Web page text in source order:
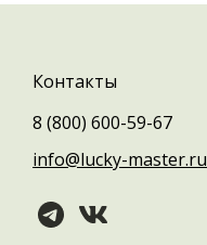
Контакты
8 (800) 600-59-67
info@lucky-master.ru